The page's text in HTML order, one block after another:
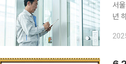
서
년 하반
시